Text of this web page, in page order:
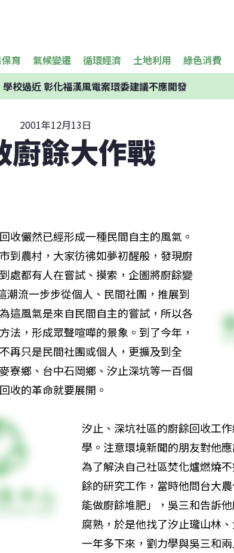
育 氣候變遷 循環經濟 土地利用 綠色消費
校過近 彰化福漢風電案環委建議不應開發
2001年12月13日
廚餘大作戰
收儼然已經形成一種民間自主的風氣。
到農村，大家彷彿如夢初醒般，發現廚
處都有人在嘗試、摸索，企圖將廚餘變
潮流一步步從個人、民間社團，推展到
這風氣是來自民間自主的嘗試，所以各
法，形成眾聲喧嘩的景象。到了今年，
再只是民間社團或個人，更擴及到全
寮鄉、台中石岡鄉、汐止深坑等一百個
收的革命就要展開。
汐止、深坑社區的廚餘回收工
學。注意環境新聞的朋友對他
為了解決自己社區焚化爐燃燒
餘的研究工作，當時他問台大
能做廚餘堆肥」，吳三和告訴
腐熟，於是他找了汐止瓏山林
一年多下來，劉力學與吳三和